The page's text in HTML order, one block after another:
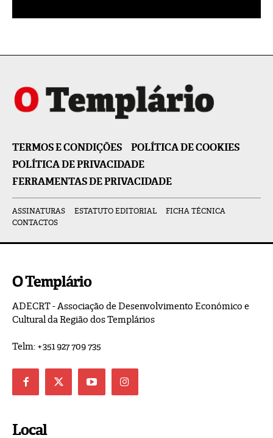
TERMOS E CONDIÇÕES
POLÍTICA DE COOKIES
POLÍTICA DE PRIVACIDADE
FERRAMENTAS DE PRIVACIDADE
ASSINATURAS ESTATUTO EDITORIAL
FICHA TÉCNICA
CONTACTOS
O Templário
ADECRT - Associação de Desenvolvimento Económico e
Cultural da Região dos Templários
Telm: +351 927 709 735
Local